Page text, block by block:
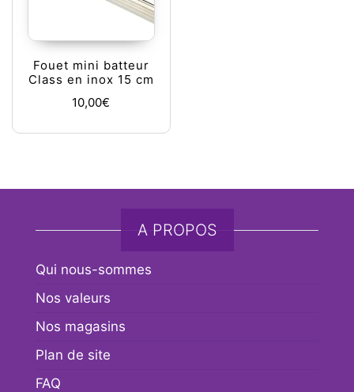
Fouet mini batteur
Class en inox 15 cm
10,00€
A PROPOS
Qui nous-sommes
Nos valeurs
Nos magasins
Plan de site
FAQ